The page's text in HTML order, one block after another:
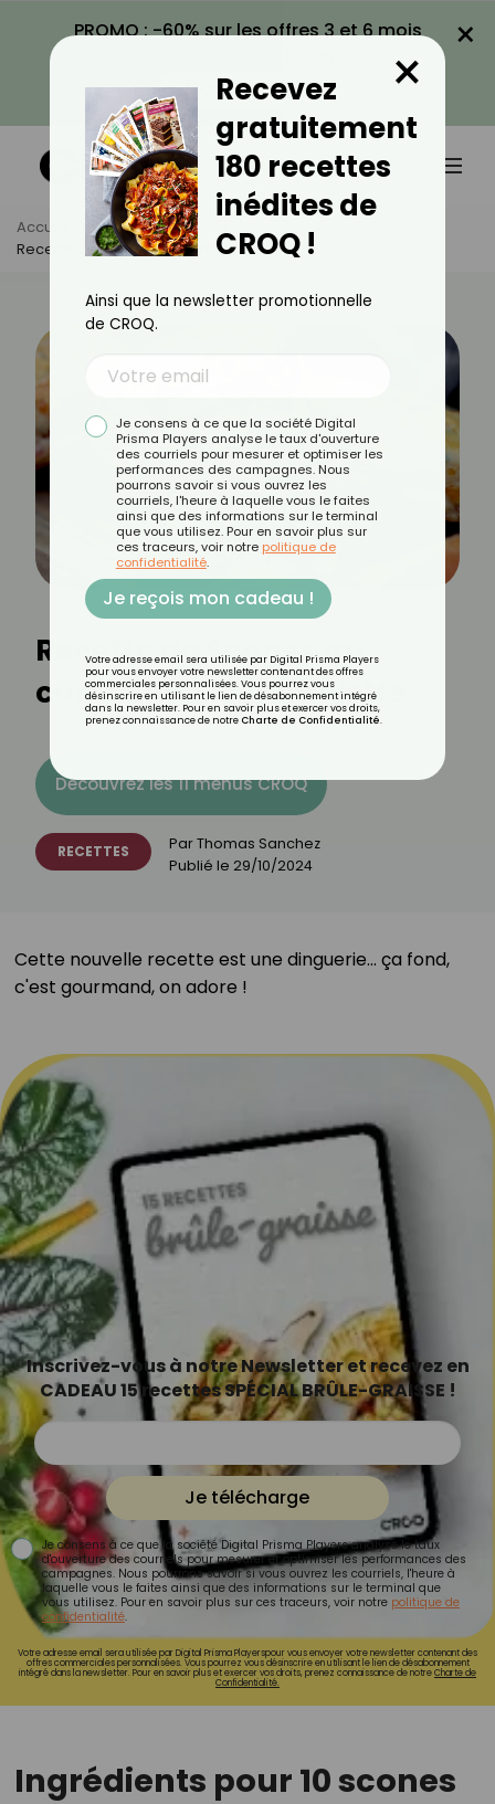
PROMO : -60% sur les offres 3 et 6 mois
VOIR LA PROMO
×
Accueil Actus
Recettes
Recette De Scones Au Comté Et À La Mimolette
Recette de Scones au
comté et à la mimolette
Découvrez les 11 menus CROQ
RECETTES ParThomas Sanchez
Publié le 29/10/2024
Cette nouvelle recette est une dinguerie... ça fond,
c'est gourmand, on adore !⁣
Inscrivez-vous à notre Newsletter et recevez en
CADEAU 15 recettes SPÉCIAL BRÛLE-GRAISSE !
Je télécharge
Je consens à ce que la société Digital Prisma Players analyse le taux
d'ouverture des courriels pour mesurer et optimiser les performances des
campagnes. Nous pourrons savoir si vous ouvrez les courriels, l'heure à
laquelle vous le faites ainsi que des informations sur le terminal que
vous utilisez. Pour en savoir plus sur ces traceurs, voir notre politique de
confidentialité.
Votre adresse email sera utilisée par Digital Prisma Playerspour vous envoyer votre newsletter contenant des
offres commerciales personnalisées. Vous pourrez vous désinscrire en utilisant le lien de désabonnement
intégré dans la newsletter. Pour en savoir plus et exercer vos droits, prenez connaissance de notreCharte de
Confidentialité.
Ingrédients pour 10 scones
Recevez
gratuitement
180 recettes
inédites de
CROQ !
×
Ainsi que la newsletter promotionnelle
de CROQ.
Je consens à ce que la société Digital
Prisma Players analyse le taux d'ouverture
des courriels pour mesurer et optimiser les
performances des campagnes. Nous
pourrons savoir si vous ouvrez les
courriels, l'heure à laquelle vous le faites
ainsi que des informations sur le terminal
que vous utilisez. Pour en savoir plus sur
ces traceurs, voir notre politique de
confidentialité.
Je reçois mon cadeau !
Votre adresse email sera utilisée par Digital Prisma Players
pour vous envoyer votre newsletter contenant des offres
commerciales personnalisées. Vous pourrez vous
désinscrire en utilisant le lien de désabonnement intégré
dans la newsletter. Pour en savoir plus et exercer vos droits,
prenez connaissance de notre Charte de Confidentialité.